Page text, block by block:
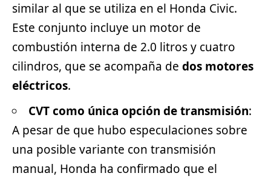
similar al que se utiliza en el Honda Civic.
Este conjunto incluye un motor de
combustión interna de 2.0 litros y cuatro
cilindros, que se acompaña de dos motores
eléctricos.
CVT como única opción de transmisión:
A pesar de que hubo especulaciones sobre
una posible variante con transmisión
manual, Honda ha confirmado que el